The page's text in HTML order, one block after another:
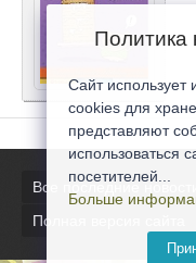
Все последние новости
Полная версия сайта
Политика
Сайт
cookies для
представляют
использоваться
посетителей...
Больше